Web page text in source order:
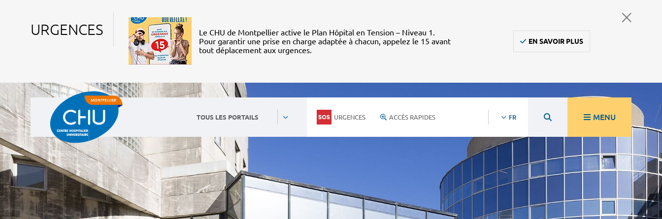
URGENCES
Le CHU de Montpellier active le Plan Hôpital en Tension – Niveau 1.
Pour garantir une prise en charge adaptée à chacun, appelez le 15 avant
tout déplacement aux urgences.
EN SAVOIR PLUS
TOUS LES PORTAILS URGENCES ACCÈS RAPIDES FR MENU